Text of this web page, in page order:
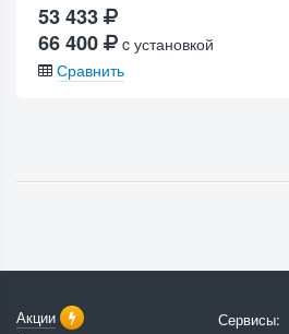
53 433
66 400
c установкой
Сравнить
Акции
Сервисы: